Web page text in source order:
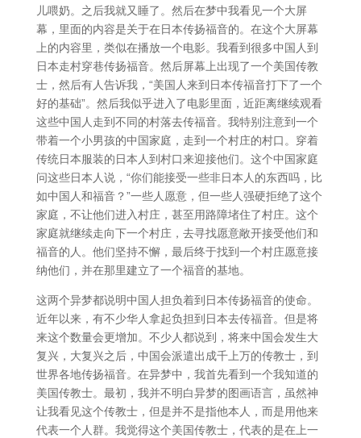
儿喂奶。之后我就又睡了。然后在梦中我看见一个大屏
幕，里面的内容是关于在日本传扬福音的。在这个大屏幕
上的内容里，类似在播放一个电影。我看到很多中国人到
日本走村穿巷传扬福音。然后屏幕上出现了一个美国传教
士，然后有人告诉我，“美国人来到日本传福音打下了一个
好的基础”。然后我似乎进入了电影里面，近距离继续观看
这些中国人走到不同的村落去传福音。我特别注意到一个
带着一个小男孩的中国家庭，走到一个村庄的村口。穿着
传统日本服装的日本人到村口来迎接他们。这个中国家庭
问这些日本人说，“你们能接受一些非日本人的东西吗，比
如中国人和福音？”一些人愿意，但一些人强硬拒绝了这个
家庭，不让他们进入村庄，甚至用路障堵住了村庄。这个
家庭就继续走向下一个村庄，去寻找愿意敞开接受他们和
福音的人。他们坚持不懈，最后终于找到一个村庄愿意接
纳他们，并在那里建立了一个福音的基地。
这两个异梦都说明中国人担负着到日本传扬福音的使命。
近年以来，有不少华人拿起负担到日本去传福音。但是将
来这个数量会更增加。不少人都说到，将来中国会发生大
复兴，大复兴之后，中国会派遣出成千上万的传教士，到
世界各地传扬福音。在异梦中，我首先看到一个我知道的
美国传教士。最初，我并不明白异梦的图画语言，虽然神
让我看见这个传教士，但是并不是指他本人，而是用他来
代表一个人群。我觉得这个美国传教士，代表的是在上一